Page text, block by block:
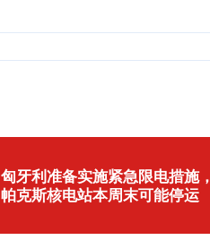
匈牙利准备实施紧急限电措施，
帕克斯核电站本周末可能停运